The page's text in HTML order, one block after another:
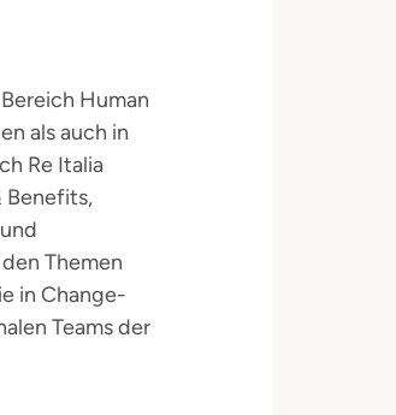
Human
als auch in
Re Italia
Benefits,
Themen
in Change-
Teams der